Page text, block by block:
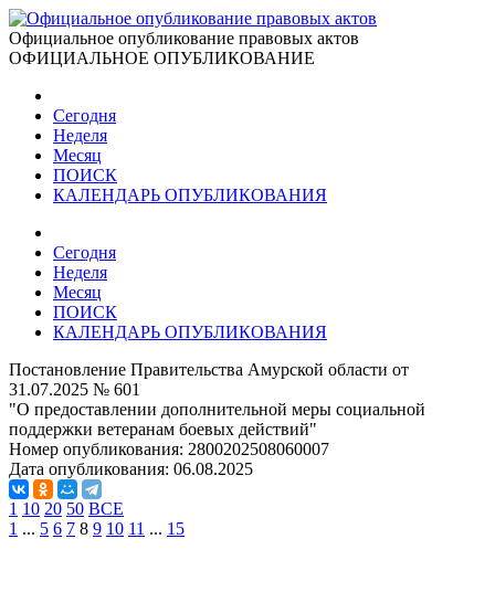
Официальное опубликование правовых актов
ОФИЦИАЛЬНОЕ ОПУБЛИКОВАНИЕ
Сегодня
Неделя
Месяц
ПОИСК
КАЛЕНДАРЬ ОПУБЛИКОВАНИЯ
Сегодня
Неделя
Месяц
ПОИСК
КАЛЕНДАРЬ ОПУБЛИКОВАНИЯ
Постановление Правительства Амурской области от
31.07.2025 № 601
"О предоставлении дополнительной меры социальной
поддержки ветеранам боевых действий"
Номер опубликования: 2800202508060007
Дата опубликования: 06.08.2025
1 10 20 50 ВСЕ
1 ... 5 6 7 8 9 10 11 ... 15